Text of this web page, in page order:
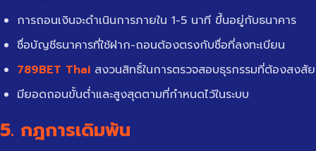
การถอนเงินจะดำเนินการภายใน 1-5 นาที ขึ้นอยู่กับธนาคาร
ชื่อบัญชีธนาคารที่ใช้ฝาก-ถอนต้องตรงกับชื่อที่ลงทะเบียน
789BET Thai สงวนสิทธิ์ในการตรวจสอบธุรกรรมที่ต้องสงสัย
มียอดถอนขั้นต่ำและสูงสุดตามที่กำหนดไว้ในระบบ
5. กฎการเดิมพัน